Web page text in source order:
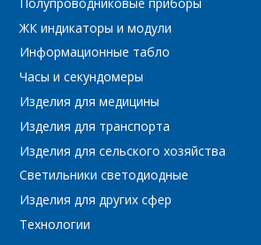
ЖК индикаторы и модули
Информационные табло
Часы и секундомеры
Изделия для медицины
Изделия для транспорта
Изделия для сельского хозяйства
Светильники светодиодные
Изделия для других сфер
Технологии